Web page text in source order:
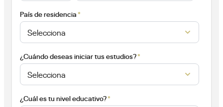
País de residencia*
¿Cuándo deseas iniciar tus estudios?*
¿Cuál es tu nivel educativo?*